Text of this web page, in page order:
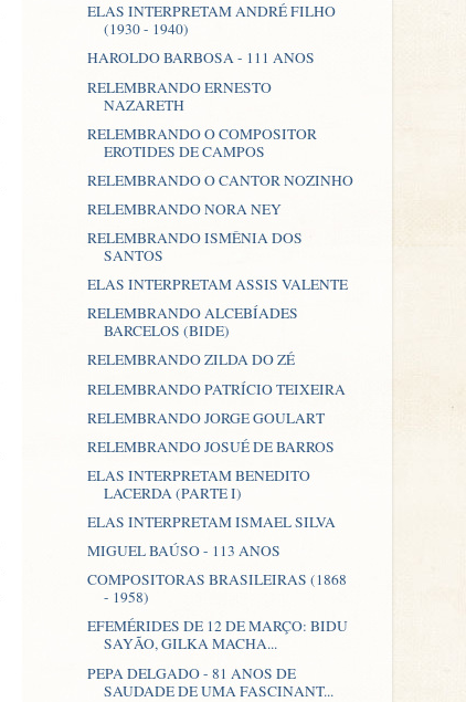
ELAS INTERPRETAM ANDRÉ FILHO
(1930 - 1940)
HAROLDO BARBOSA - 111 ANOS
RELEMBRANDO ERNESTO
NAZARETH
RELEMBRANDO O COMPOSITOR
EROTIDES DE CAMPOS
RELEMBRANDO O CANTOR NOZINHO
RELEMBRANDO NORA NEY
RELEMBRANDO ISMÊNIA DOS
SANTOS
ELAS INTERPRETAM ASSIS VALENTE
RELEMBRANDO ALCEBÍADES
BARCELOS (BIDE)
RELEMBRANDO ZILDA DO ZÉ
RELEMBRANDO PATRÍCIO TEIXEIRA
RELEMBRANDO JORGE GOULART
RELEMBRANDO JOSUÉ DE BARROS
ELAS INTERPRETAM BENEDITO
LACERDA (PARTE I)
ELAS INTERPRETAM ISMAEL SILVA
MIGUEL BAÚSO - 113 ANOS
COMPOSITORAS BRASILEIRAS (1868
- 1958)
EFEMÉRIDES DE 12 DE MARÇO: BIDU
SAYÃO, GILKA MACHA...
PEPA DELGADO - 81 ANOS DE
SAUDADE DE UMA FASCINANT...